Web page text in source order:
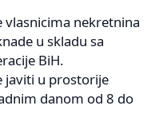
vlasnicima nekretnina
u skladu sa
BiH.
javiti u prostorije
danom od 8 do